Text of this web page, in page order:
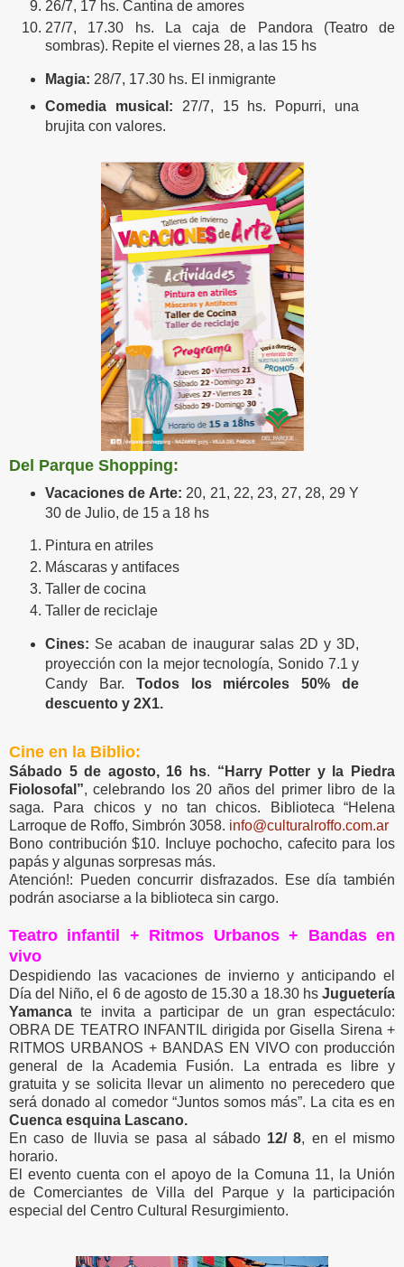
26/7, 17 hs. Cantina de amores
27/7, 17.30 hs. La caja de Pandora (Teatro de
sombras). Repite el viernes 28, a las 15 hs
Magia: 28/7, 17.30 hs. El inmigrante
Comedia musical: 27/7, 15 hs. Popurri, una
brujita con valores.
Del Parque Shopping:
Vacaciones de Arte: 20, 21, 22, 23, 27, 28, 29 Y
30 de Julio, de 15 a 18 hs
Pintura en atriles
Máscaras y antifaces
Taller de cocina
Taller de reciclaje
Cines: Se acaban de inaugurar salas 2D y 3D,
proyección con la mejor tecnología, Sonido 7.1 y
Candy Bar. Todos los miércoles 50% de
descuento y 2X1.
Cine en la Biblio:
Sábado 5 de agosto, 16 hs. “Harry Potter y la Piedra
Fiolosofal”, celebrando los 20 años del primer libro de la
saga. Para chicos y no tan chicos. Biblioteca “Helena
Larroque de Roffo, Simbrón 3058. info@culturalroffo.com.ar
Bono contribución $10. Incluye pochocho, cafecito para los
papás y algunas sorpresas más.
Atención!: Pueden concurrir disfrazados. Ese día también
podrán asociarse a la biblioteca sin cargo.
Teatro infantil + Ritmos Urbanos + Bandas en
vivo
Despidiendo las vacaciones de invierno y anticipando el
Día del Niño, el 6 de agosto de 15.30 a 18.30 hs Juguetería
Yamanca te invita a participar de un gran espectáculo:
OBRA DE TEATRO INFANTIL dirigida por Gisella Sirena +
RITMOS URBANOS + BANDAS EN VIVO con producción
general de la Academia Fusión. La entrada es libre y
gratuita y se solicita llevar un alimento no perecedero que
será donado al comedor “Juntos somos más”. La cita es en
Cuenca esquina Lascano.
En caso de lluvia se pasa al sábado 12/ 8, en el mismo
horario.
El evento cuenta con el apoyo de la Comuna 11, la Unión
de Comerciantes de Villa del Parque y la participación
especial del Centro Cultural Resurgimiento.